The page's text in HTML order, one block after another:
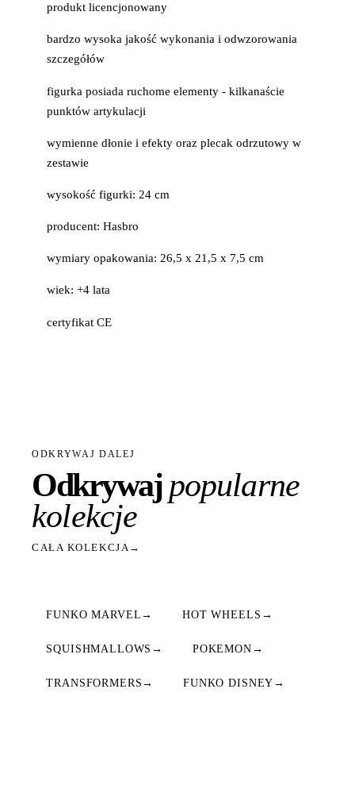
produkt licencjonowany
bardzo wysoka jakość wykonania i odwzorowania
szczegółów
figurka posiada ruchome elementy - kilkanaście
punktów artykulacji
wymienne dłonie i efekty oraz plecak odrzutowy w
zestawie
wysokość figurki: 24 cm
producent: Hasbro
wymiary opakowania: 26,5 x 21,5 x 7,5 cm
wiek: +4 lata
certyfikat CE
ODKRYWAJ DALEJ
Odkrywajpopularne
kolekcje
CAŁA KOLEKCJA →
FUNKO MARVEL → HOT WHEELS →
SQUISHMALLOWS → POKEMON →
TRANSFORMERS → FUNKO DISNEY →